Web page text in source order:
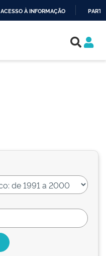
ACESSO À INFORMAÇÃO